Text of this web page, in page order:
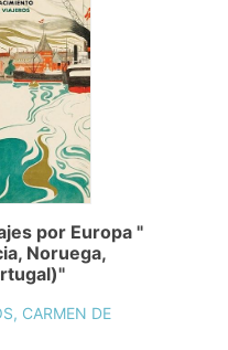
por Europa "
Noruega,
CARMEN DE